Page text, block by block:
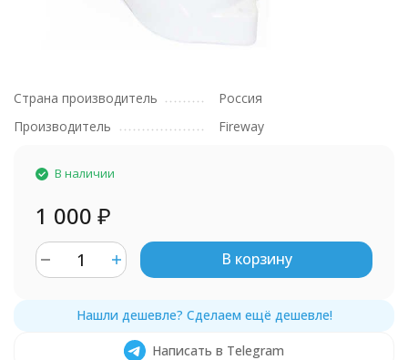
Страна производитель
Россия
Производитель
Fireway
В наличии
1 000 ₽
В корзину
Написать в Telegram